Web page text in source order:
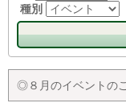
種別
◎８月のイベントの